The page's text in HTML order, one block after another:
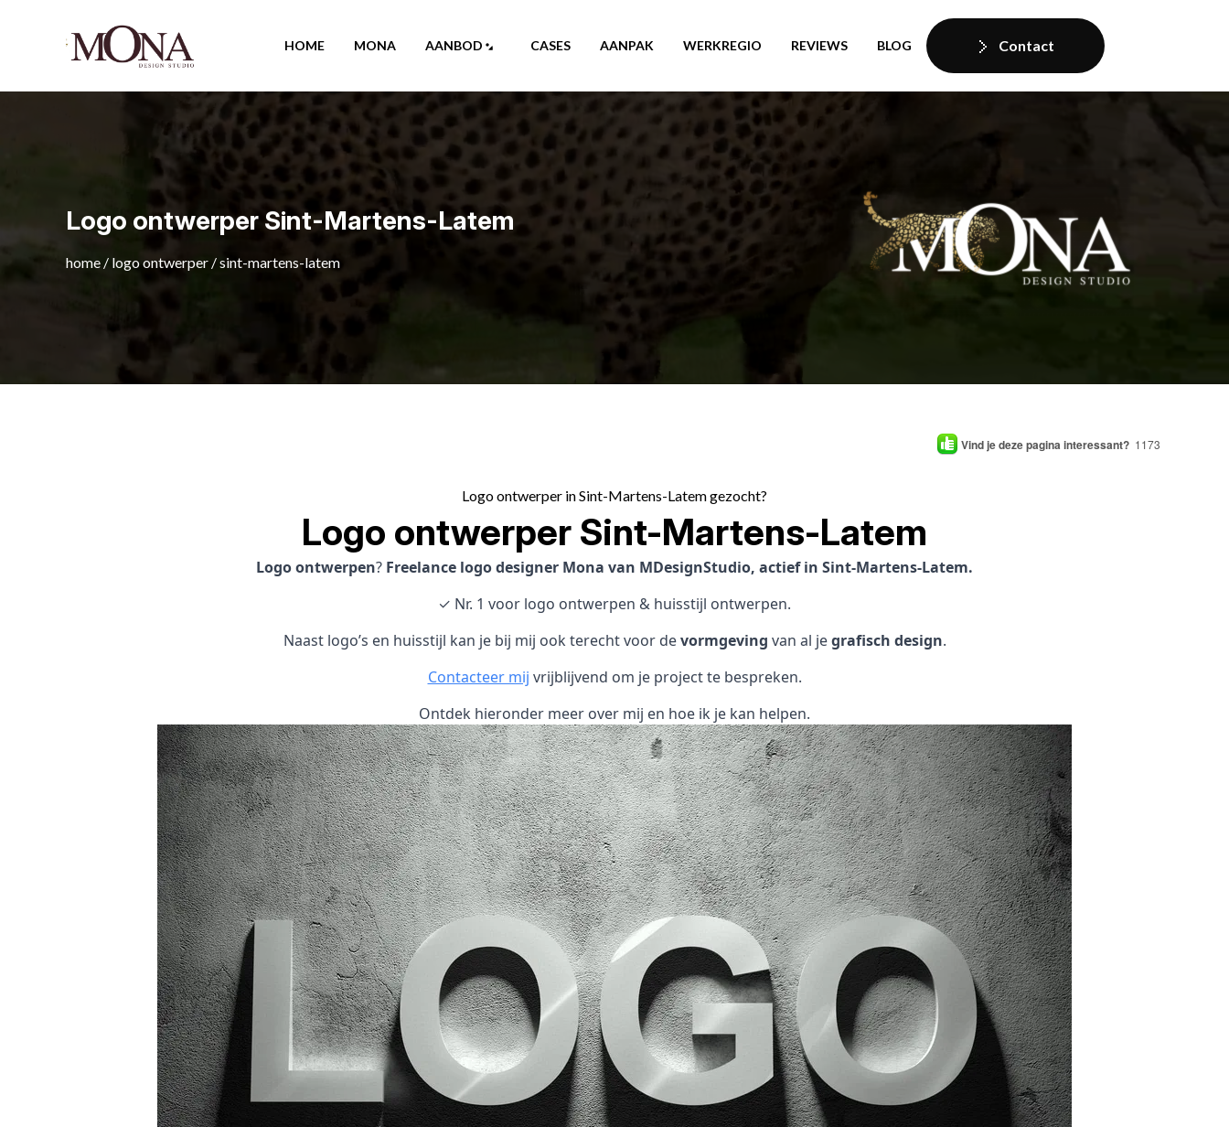
HOME MONA AANBOD CASES AANPAK WERKREGIO REVIEWS BLOG Contact
Logo ontwerper Sint-Martens-Latem
home/ logo ontwerper /sint-martens-latem
Vind je deze pagina interessant? 1173
Logo ontwerper in Sint-Martens-Latem gezocht?
Logo ontwerper Sint-Martens-Latem
Logo ontwerpen? Freelance logo designer Mona van MDesignStudio, actief in Sint-Martens-Latem.
✓ Nr. 1 voor logo ontwerpen & huisstijl ontwerpen.
Naast logo’s en huisstijl kan je bij mij ook terecht voor devormgeving van al jegrafisch design.
Contacteer mij vrijblijvend om je project te bespreken.
Ontdek hieronder meer over mij en hoe ik je kan helpen.